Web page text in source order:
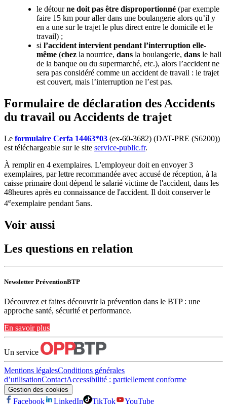
le détourne doit pas être disproportionné (par exemple
faire 15 km pour aller dans une boulangerie alors qu’il y
en a une sur le trajet le plus direct entre le domicile et le
travail) ;
si l’accident intervient pendant l’interruption elle-
même (chez la nourrice, dans la boulangerie, dans le hall
de la banque ou du supermarché, etc.), alors l’accident ne
sera pas considéré comme un accident de travail : le trajet
est couvert, mais l’interruption ne l’est pas.
Formulaire de déclaration des Accidents
du travail ou Accidents de trajet
Le formulaire Cerfa 14463*03 (ex-60-3682) (DAT-PRE (S6200))
est téléchargeable sur le site service-public.fr.
À remplir en 4 exemplaires. L'employeur doit en envoyer 3
exemplaires, par lettre recommandée avec accusé de réception, à la
caisse primaire dont dépend le salarié victime de l'accident, dans les
48heures après eu connaissance de l'accident. Il doit conserver le
4eexemplaire pendant 5ans.
Voir aussi
Les questions en relation
Newsletter PréventionBTP
Découvrez et faites découvrir la prévention dans le BTP : une
approche santé, sécurité et performance.
En savoir plus
Un service
Mentions légalesConditions générales
d’utilisationContactAccessibilité : partiellement conforme
Gestion des cookies
Facebook LinkedIn TikTok YouTube